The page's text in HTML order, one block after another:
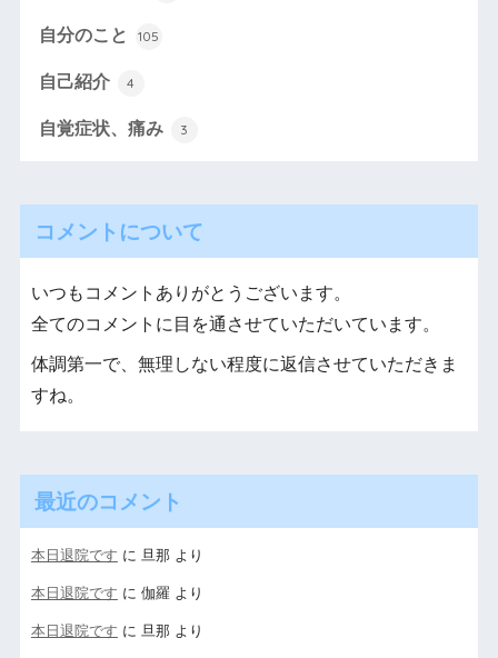
自分のこと 105
自己紹介 4
自覚症状、痛み 3
コメントについて
いつもコメントありがとうございます。
全てのコメントに目を通させていただいています。
体調第一で、無理しない程度に返信させていただきま
すね。
最近のコメント
本日退院です に 旦那より
本日退院です に 伽羅より
本日退院です に 旦那より